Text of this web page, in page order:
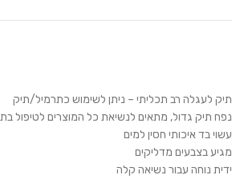
תיק לעגלה רב תכליתי – ניתן לשימוש כתרמיל/תיק
נפח תיק גדול, מתאים לנשיאת כל המוצרים לטיפול
עשוי בד איכותי חסין למים
מגיע בצבעים מדליקים
ידית נוחה עבור נשיאה קלה